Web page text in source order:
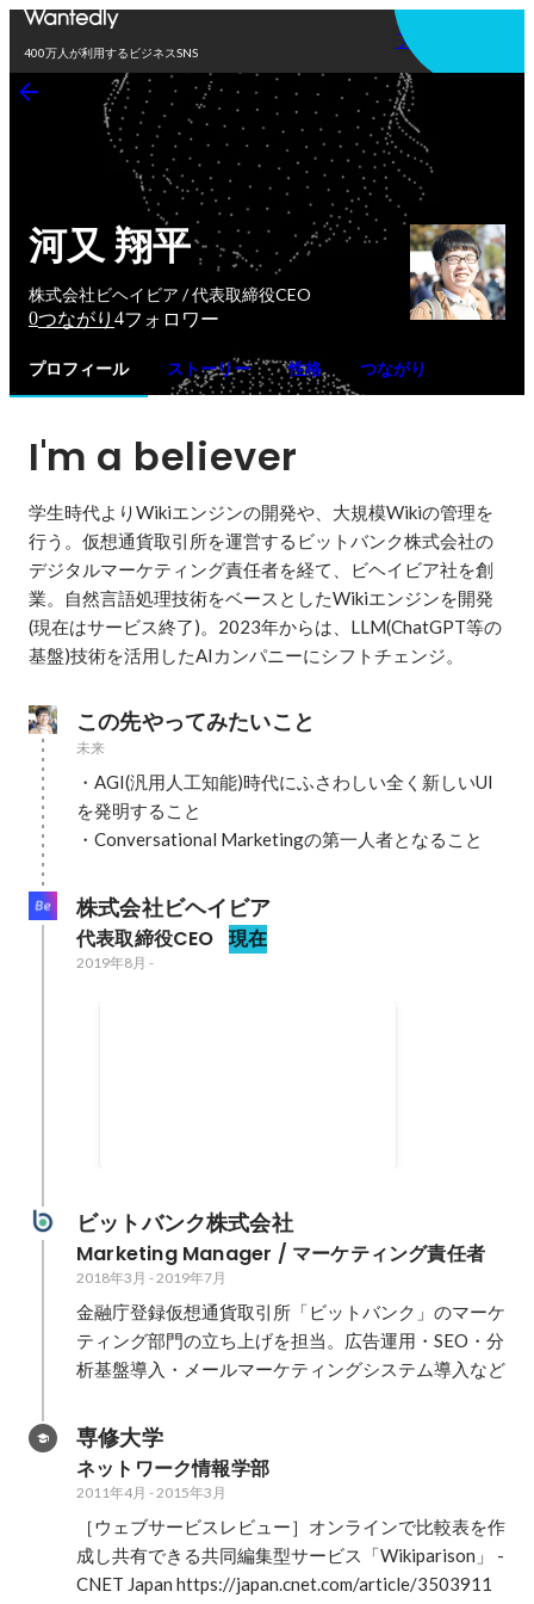
400万人が利用するビジネスSNS
アプリを使う
河又 翔平
株式会社ビヘイビア / 代表取締役CEO
0つながり 4フォロワー
プロフィール ストーリー 性格 つながり
I'm a believer
学生時代よりWikiエンジンの開発や、大規模Wikiの管理を
行う。仮想通貨取引所を運営するビットバンク株式会社の
デジタルマーケティング責任者を経て、ビヘイビア社を創
業。自然言語処理技術をベースとしたWikiエンジンを開発
(現在はサービス終了)。2023年からは、LLM(ChatGPT等の
基盤)技術を活用したAIカンパニーにシフトチェンジ。
この先やってみたいこと
未来
・AGI(汎用人工知能)時代にふさわしい全く新しいUI
を発明すること
・Conversational Marketingの第一人者となること
株式会社ビヘイビア
代表取締役CEO 現在
2019年8月 -
ビットバンク株式会社
Marketing Manager / マーケティング責任者
2018年3月 -2019年7月
金融庁登録仮想通貨取引所「ビットバンク」のマーケ
ティング部門の立ち上げを担当。広告運用・SEO・分
析基盤導入・メールマーケティングシステム導入など
専修大学
ネットワーク情報学部
2011年4月 -2015年3月
［ウェブサービスレビュー］オンラインで比較表を作
成し共有できる共同編集型サービス「Wikiparison」 -
CNET Japan https://japan.cnet.com/article/3503911